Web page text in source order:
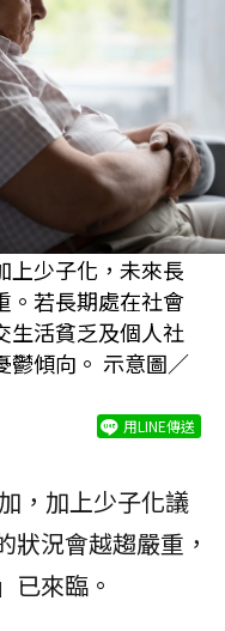
上少子化，未來長
。若長期處在社會
生活貧乏及個人社
鬱傾向。 示意圖／
用LINE傳送
，加上少子化議
狀況會越趨嚴重，
已來臨。